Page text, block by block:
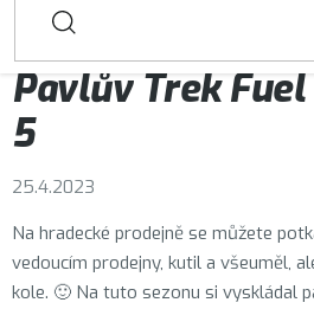
Horská kola Qayron
Dámská horská kola Qayron
Předváděcí kola Qayron
Doplňky a oblečení Qayron
Aktuality
Pavlův Trek Fuel
5
25.4.2023
Na hradecké prodejně se můžete
vedoucím prodejny, kutil a všeuměl,
kole. 🙂 Na tuto sezonu si vyskládal